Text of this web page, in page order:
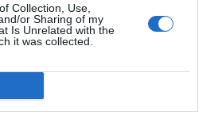
Collection, Use,
or Sharing of my
Is Unrelated with the
it was collected.
1ου ΚΥΚΛΟΥ ΤΟΥ ΕΡΓΟΥ
ΕΚΠΑΙΔΕΥΣΗΣ ΚΑΙ
ΣΤΗΝ